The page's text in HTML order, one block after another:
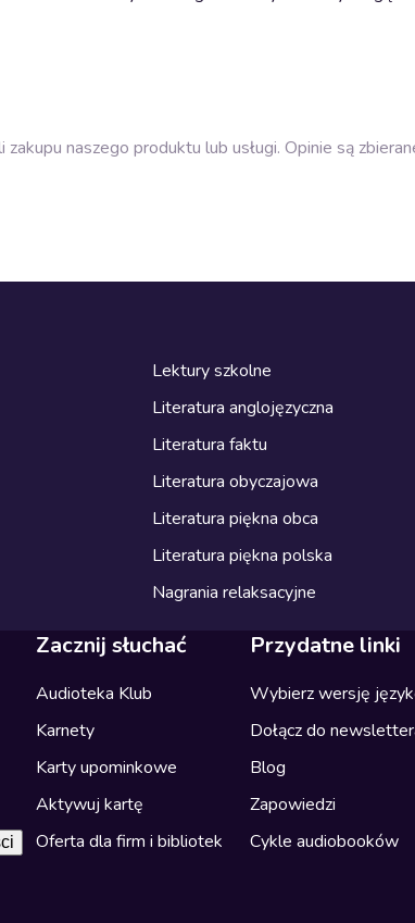
naszego produktu lub usługi. Opinie są
Lektury szkolne
Literatura anglojęzyczna
Literatura faktu
Literatura obyczajowa
Literatura piękna obca
Literatura piękna polska
Nagrania relaksacyjne
Zacznij słuchać
Audioteka Klub
Karnety
Karty upominkowe
Aktywuj kartę
Oferta dla firm i bibliotek
Przydatne linki
Wybierz wersję
Dołącz do
Blog
Zapowiedzi
Cykle audiobooków